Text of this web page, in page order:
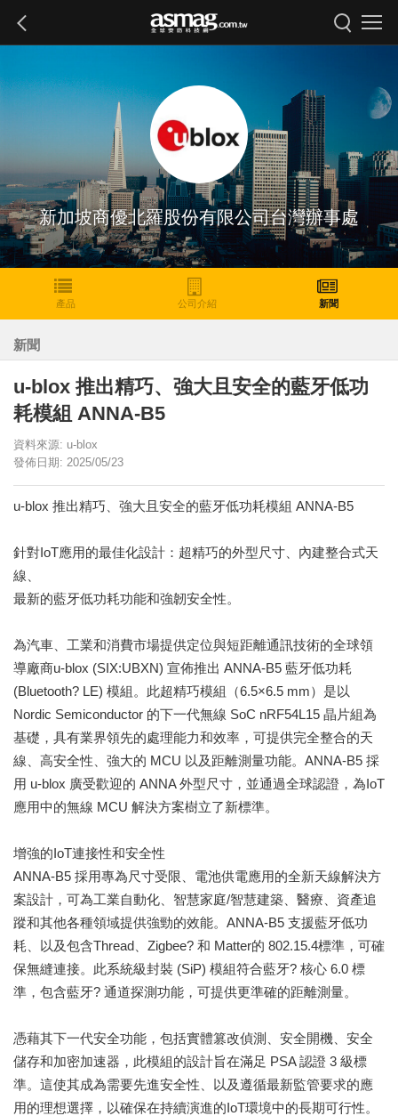
新加坡商優北羅股份有限公司台灣辦事處
產品 公司介紹 新聞
新聞
u-blox 推出精巧、強大且安全的藍牙低功
耗模組 ANNA-B5
資料來源: u-blox
發佈日期: 2025/05/23
u-blox 推出精巧、強大且安全的藍牙低功耗模組 ANNA-B5
針對IoT應用的最佳化設計：超精巧的外型尺寸、內建整合式天
線、
最新的藍牙低功耗功能和強韌安全性。
為汽車、工業和消費市場提供定位與短距離通訊技術的全球領
導廠商u-blox (SIX:UBXN) 宣佈推出 ANNA-B5 藍牙低功耗
(Bluetooth? LE) 模組。此超精巧模組（6.5×6.5 mm）是以
Nordic Semiconductor 的下一代無線 SoC nRF54L15 晶片組為
基礎，具有業界領先的處理能力和效率，可提供完全整合的天
線、高安全性、強大的 MCU 以及距離測量功能。ANNA-B5 採
用 u-blox 廣受歡迎的 ANNA 外型尺寸，並通過全球認證，為IoT
應用中的無線 MCU 解決方案樹立了新標準。
增強的IoT連接性和安全性
ANNA-B5 採用專為尺寸受限、電池供電應用的全新天線解決方
案設計，可為工業自動化、智慧家庭/智慧建築、醫療、資產追
蹤和其他各種領域提供強勁的效能。ANNA-B5 支援藍牙低功
耗、以及包含Thread、Zigbee? 和 Matter的 802.15.4標準，可確
保無縫連接。此系統級封裝 (SiP) 模組符合藍牙? 核心 6.0 標
準，包含藍牙? 通道探測功能，可提供更準確的距離測量。
憑藉其下一代安全功能，包括實體篡改偵測、安全開機、安全
儲存和加密加速器，此模組的設計旨在滿足 PSA 認證 3 級標
準。這使其成為需要先進安全性、以及遵循最新監管要求的應
用的理想選擇，以確保在持續演進的IoT環境中的長期可行性。